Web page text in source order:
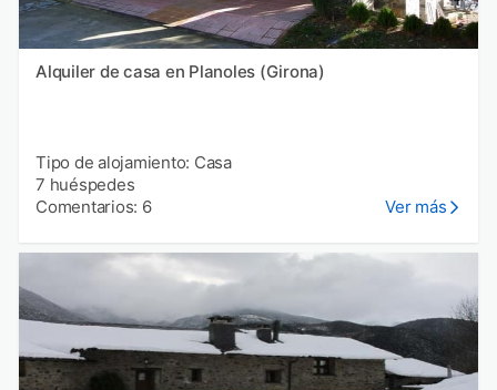
Alquiler de casa en Planoles (Girona)
Tipo de alojamiento: Casa
7 huéspedes
Comentarios: 6
Ver más